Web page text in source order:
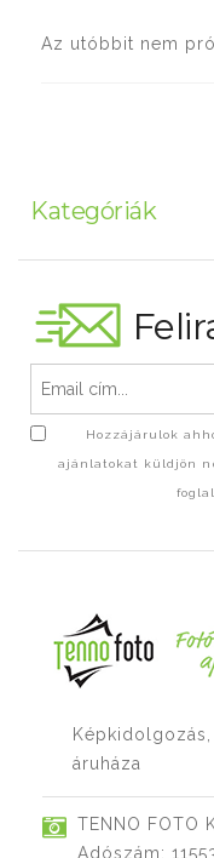
Az utóbbit nem
Kategóriák
Hozzájárulok
ajánlatokat küldjön
áruháza
TENNO FOTO
Adószám: